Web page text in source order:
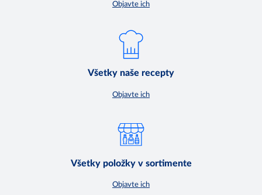
Objavte ich
Všetky naše recepty
Objavte ich
Všetky položky v sortimente
Objavte ich